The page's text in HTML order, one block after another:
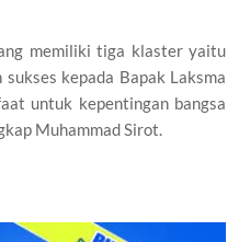
memiliki tiga klaster yaitu
kepada Bapak Laksma
untuk kepentingan bangsa
Muhammad Sirot.